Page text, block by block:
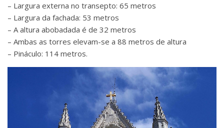
– Largura externa no transepto: 65 metros
– Largura da fachada: 53 metros
– A altura abobadada é de 32 metros
– Ambas as torres elevam-se a 88 metros de altura
– Pináculo: 114 metros.